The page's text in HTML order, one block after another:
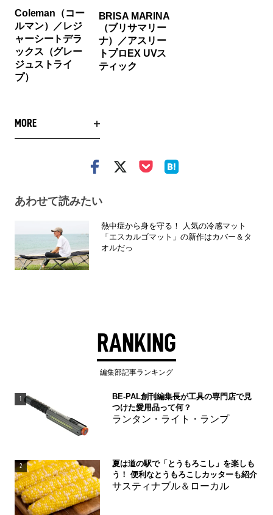
Coleman（コー
ルマン）／レジ
ャーシートデラ
ックス（グレー
ジュストライ
プ）
BRISA MARINA
（ブリサマリー
ナ）／アスリー
トプロEX UVス
ティック
MORE
あわせて読みたい
熱中症から身を守る！ 人気の冷感マット
「エスカルゴマット」の新作はカバー＆タ
オルだっ
RANKING
編集部記事ランキング
1
BE-PAL創刊編集長が工具の専門店で見
つけた愛用品って何？
ランタン・ライト・ランプ
2
夏は道の駅で「とうもろこし」を楽しも
う！ 便利なとうもろこしカッターも紹介
サスティナブル＆ローカル